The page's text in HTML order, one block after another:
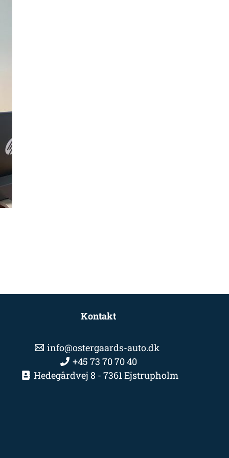
Kontakt
info@ostergaards-auto.dk
+45 73 70 70 40
Hedegårdvej 8 - 7361 Ejstrupholm